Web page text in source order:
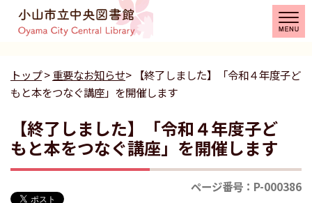
トップ>重要なお知らせ> 【終了しました】「令和４年度子ど
もと本をつなぐ講座」を開催します
【終了しました】「令和４年度子ど
もと本をつなぐ講座」を開催します
ページ番号：P-000386